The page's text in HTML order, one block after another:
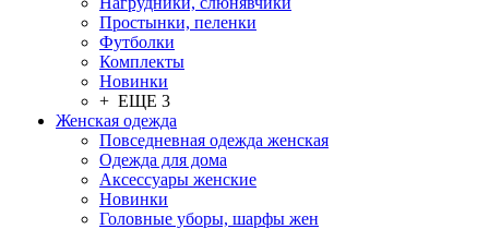
Простынки, пеленки
Футболки
Комплекты
Новинки
+ ЕЩЕ 3
Женская одежда
Повседневная одежда женская
Одежда для дома
Аксессуары женские
Новинки
Головные уборы, шарфы жен